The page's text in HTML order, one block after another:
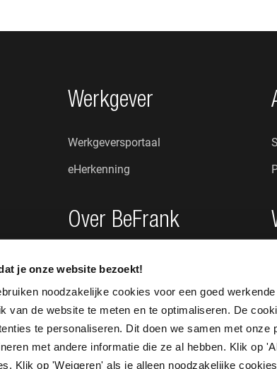
je onze website bezoekt!
noodzakelijke cookies voor een goed
van de website te meten en te optimaliseren. De
te personaliseren. Dit doen we samen met onze
met andere informatie die ze al hebben. Klik op
Klik op 'Weigeren' als je alleen noodzakelijke
Werkgever
Werkgeversportaal
eHerkenning
Over BeFrank
Wie zijn wij?
Nieuws